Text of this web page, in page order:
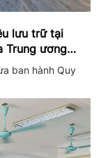
lưu trữ tại
Trung ương
ban hành Quy